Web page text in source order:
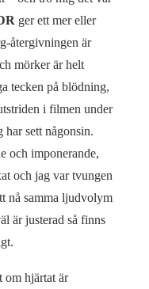
ger ett mer eller
återgivningen är
mörker är helt
tecken på blödning,
i filmen under
har sett någonsin.
och imponerande,
och jag var tvungen
nå samma ljudvolym
är justerad så finns
om hjärtat är